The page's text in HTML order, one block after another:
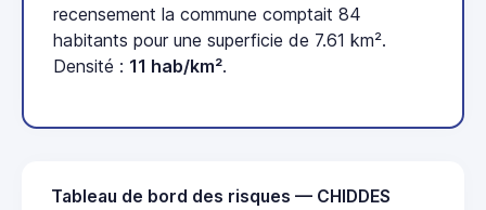
recensement la commune comptait 84
habitants pour une superficie de 7.61 km².
Densité : 11 hab/km².
Tableau de bord des risques — CHIDDES